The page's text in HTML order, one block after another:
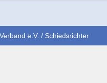
e.V. / Schiedsrichter